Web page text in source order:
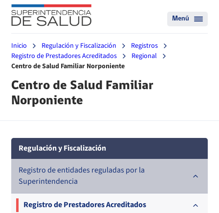
Menú
Inicio Regulación y Fiscalización
Registros
Registro de Prestadores Acreditados
Regional
Centro de Salud Familiar Norponiente
Centro de Salud Familiar
Norponiente
Regulación y Fiscalización
Registro de entidades reguladas por la
Superintendencia
Registro de Prestadores Acreditados